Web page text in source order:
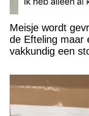
Meisje wordt
de Efteling maar
vakkundig een